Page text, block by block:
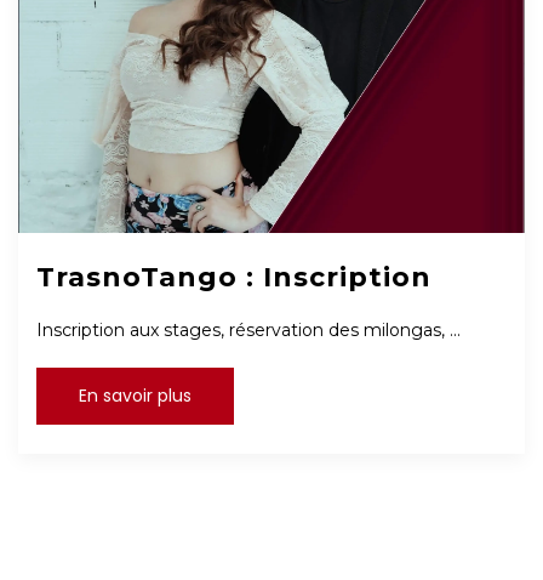
TrasnoTango : Inscription
Inscription aux stages, réservation des milongas, ...
En savoir plus